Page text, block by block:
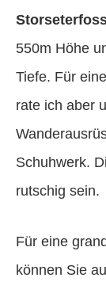
550m Höhe
Tiefe. Für
rate ich aber
Schuhwerk.
rutschig sein.
Für eine
können Sie